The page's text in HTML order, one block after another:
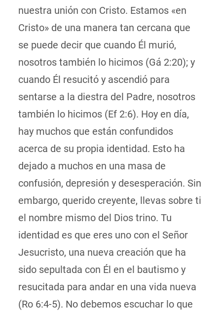
nuestra unión con Cristo. Estamos «en
Cristo» de una manera tan cercana que
se puede decir que cuando Él murió,
nosotros también lo hicimos (Gá 2:20); y
cuando Él resucitó y ascendió para
sentarse a la diestra del Padre, nosotros
también lo hicimos (Ef 2:6). Hoy en día,
hay muchos que están confundidos
acerca de su propia identidad. Esto ha
dejado a muchos en una masa de
confusión, depresión y desesperación. Sin
embargo, querido creyente, llevas sobre ti
el nombre mismo del Dios trino. Tu
identidad es que eres uno con el Señor
Jesucristo, una nueva creación que ha
sido sepultada con Él en el bautismo y
resucitada para andar en una vida nueva
(Ro 6:4-5). No debemos escuchar lo que